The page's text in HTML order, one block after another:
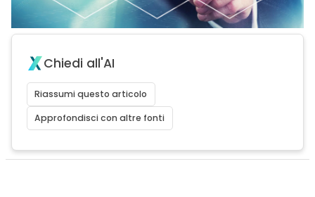
Chiedi all'AI
Riassumi questo articolo
Approfondisci con altre fonti